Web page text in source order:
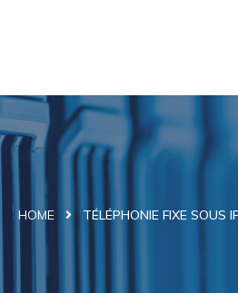
HOME TÉLÉPHONIE FIXE SOUS